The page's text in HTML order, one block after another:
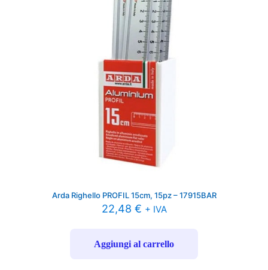
Arda Righello PROFIL 15cm, 15pz – 17915BAR
22,48 € + IVA
Aggiungi al carrello